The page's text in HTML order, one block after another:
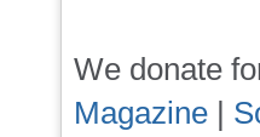
We donate
Magazine |